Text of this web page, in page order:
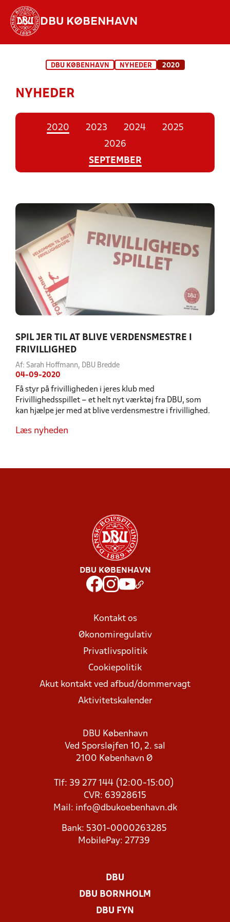
DBU KØBENHAVN
STILLINGER, RESULTATER, KLUBBER OG
DBU KØBENHAVN NYHEDER 2020
NYHEDER
2020 2023 2024
2025
2026
SEPTEMBER
SPIL JER TIL AT BLIVE VERDENSMESTRE I
FRIVILLIGHED
Af: Sarah Hoffmann, DBU Bredde
04-09-2020
Få styr på frivilligheden i jeres klub med
Frivillighedsspillet – et helt nyt værktøj fra DBU, som
kan hjælpe jer med at blive verdensmestre i frivillighed.
Læs nyheden
DBU KØBENHAVN
Kontakt os
Økonomiregulativ
Privatlivspolitik
Cookiepolitik
Akut kontakt ved afbud/dommervagt
Aktivitetskalender
DBU København
Ved Sporsløjfen 10, 2. sal
2100 København Ø
Tlf: 39 277 144 (12:00-15:00)
CVR: 63928615
Mail: info@dbukoebenhavn.dk
Bank: 5301-0000263285
MobilePay: 27739
DBU
DBU BORNHOLM
DBU FYN